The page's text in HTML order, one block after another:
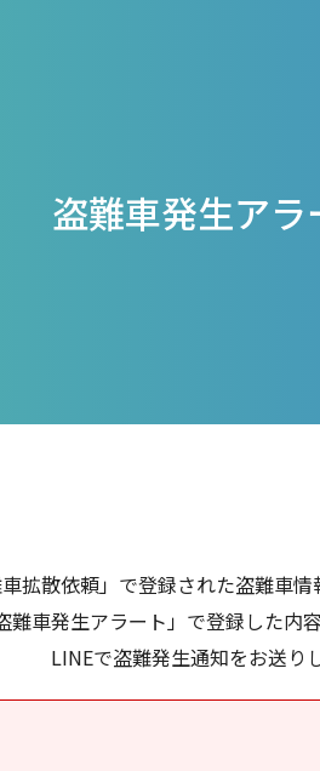
盗難車発生アラ
車拡散依頼」で登録された盗難車
難車発生アラート」で登録した内
LINEで盗難発生通知をお送り